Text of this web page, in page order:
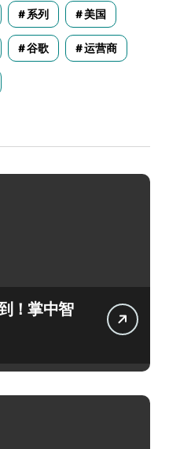
系列 美国
谷歌 运营商
！掌中智